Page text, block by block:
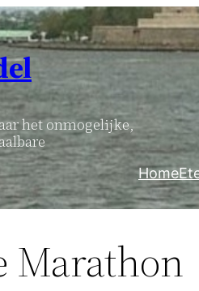
het onmogelijke,
Home
Marathon